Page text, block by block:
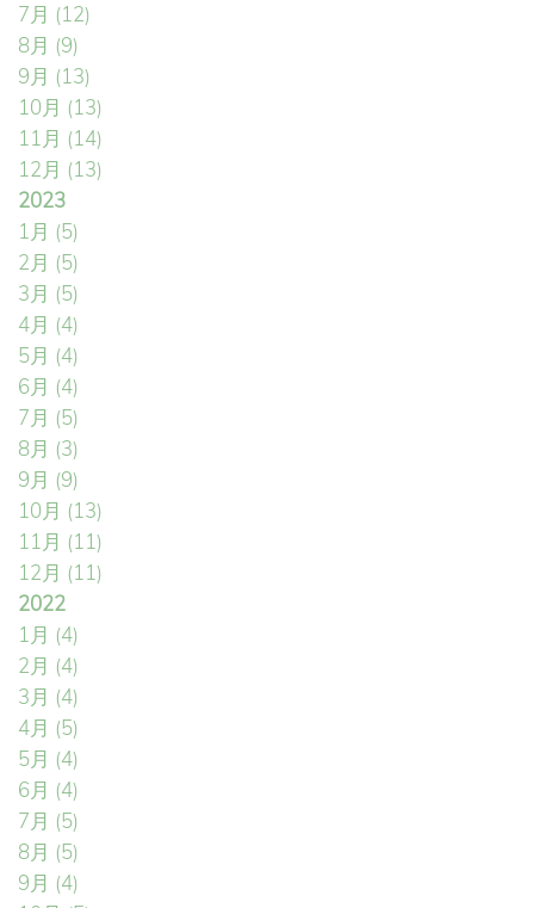
7月 (12)
8月 (9)
9月 (13)
10月 (13)
11月 (14)
12月 (13)
2023
1月 (5)
2月 (5)
3月 (5)
4月 (4)
5月 (4)
6月 (4)
7月 (5)
8月 (3)
9月 (9)
10月 (13)
11月 (11)
12月 (11)
2022
1月 (4)
2月 (4)
3月 (4)
4月 (5)
5月 (4)
6月 (4)
7月 (5)
8月 (5)
9月 (4)